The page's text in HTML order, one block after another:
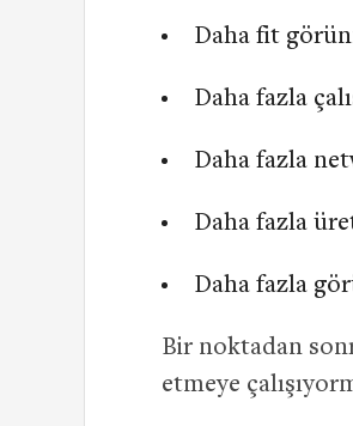
Daha fit
Daha fazla
Daha fazla
Daha fazla
Daha fazla
Bir noktadan
etmeye